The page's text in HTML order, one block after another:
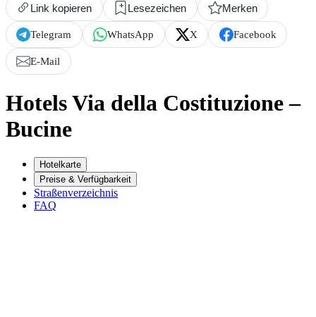
Link kopieren Lesezeichen Merken
Telegram WhatsApp X Facebook
E-Mail
Hotels Via della Costituzione –
Bucine
Hotelkarte
Preise & Verfügbarkeit
Straßenverzeichnis
FAQ